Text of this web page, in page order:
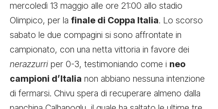
mercoledì 13 maggio alle ore 21:00 allo stadio
Olimpico, per la finale di Coppa Italia. Lo scorso
sabato le due compagini si sono affrontate in
campionato, con una netta vittoria in favore dei
nerazzurri per 0-3, testimoniando come i neo
campioni d’Italia non abbiano nessuna intenzione
di fermarsi. Chivu spera di recuperare almeno dalla